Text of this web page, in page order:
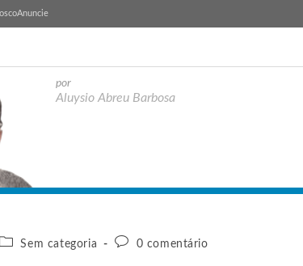
Anuncie
por
Aluysio Abreu Barbosa
Sem categoria 0 comentário